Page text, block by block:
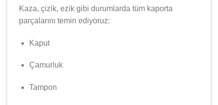
Kaza, çizik, ezik gibi durumlarda tüm kaporta
parçalarını temin ediyoruz:
Kaput
Çamurluk
Tampon